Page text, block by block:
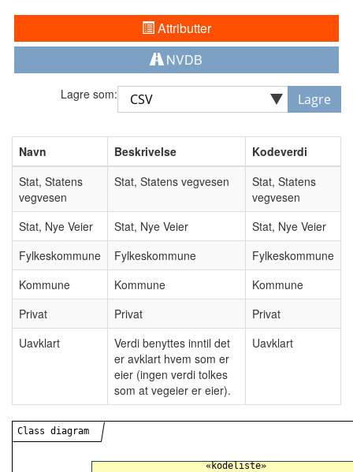
Attributter
NVDB
Lagre som: Lagre
Navn Beskrivelse
Kodeverdi
Stat, Statens
vegvesen
Stat, Statens vegvesen
Stat, Statens
vegvesen
Stat, Nye Veier
Stat, Nye Veier
Stat, Nye Veier
Fylkeskommune
Fylkeskommune
Fylkeskommune
Kommune
Kommune
Kommune
Privat
Privat
Privat
Uavklart
Verdi benyttes inntil det
er avklart hvem som er
eier (ingen verdi tolkes
som at vegeier er eier).
Uavklart